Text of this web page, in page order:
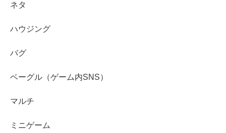
ネタ
ハウジング
バグ
ベーグル（ゲーム内SNS）
マルチ
ミニゲーム